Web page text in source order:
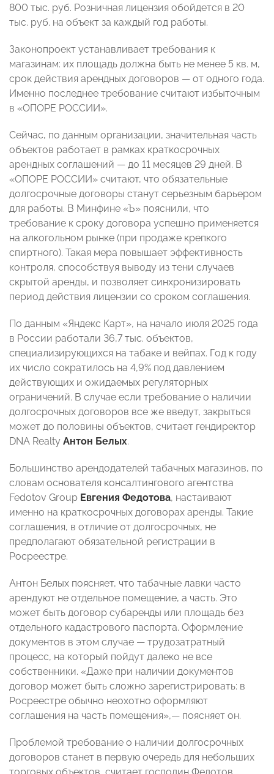
800 тыс. руб. Розничная лицензия обойдется в 20
тыс. руб. на объект за каждый год работы.
Законопроект устанавливает требования к
магазинам: их площадь должна быть не менее 5 кв. м,
срок действия арендных договоров — от одного года.
Именно последнее требование считают избыточным
в «ОПОРЕ РОССИИ».
Сейчас, по данным организации, значительная часть
объектов работает в рамках краткосрочных
арендных соглашений — до 11 месяцев 29 дней. В
«ОПОРЕ РОССИИ» считают, что обязательные
долгосрочные договоры станут серьезным барьером
для работы. В Минфине «Ъ» пояснили, что
требование к сроку договора успешно применяется
на алкогольном рынке (при продаже крепкого
спиртного). Такая мера повышает эффективность
контроля, способствуя выводу из тени случаев
скрытой аренды, и позволяет синхронизировать
период действия лицензии со сроком соглашения.
По данным «Яндекс Карт», на начало июля 2025 года
в России работали 36,7 тыс. объектов,
специализирующихся на табаке и вейпах. Год к году
их число сократилось на 4,9% под давлением
действующих и ожидаемых регуляторных
ограничений. В случае если требование о наличии
долгосрочных договоров все же введут, закрыться
может до половины объектов, считает гендиректор
DNA Realty Антон Белых.
Большинство арендодателей табачных магазинов, по
словам основателя консалтингового агентства
Fedotov Group Евгения Федотова, настаивают
именно на краткосрочных договорах аренды. Такие
соглашения, в отличие от долгосрочных, не
предполагают обязательной регистрации в
Росреестре.
Антон Белых поясняет, что табачные лавки часто
арендуют не отдельное помещение, а часть. Это
может быть договор субаренды или площадь без
отдельного кадастрового паспорта. Оформление
документов в этом случае — трудозатратный
процесс, на который пойдут далеко не все
собственники. «Даже при наличии документов
договор может быть сложно зарегистрировать: в
Росреестре обычно неохотно оформляют
соглашения на часть помещения»,— поясняет он.
Проблемой требование о наличии долгосрочных
договоров станет в первую очередь для небольших